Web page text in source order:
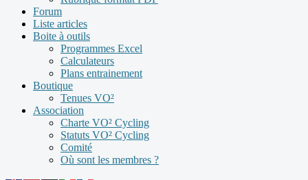
Forum
Liste articles
Boite à outils
Programmes Excel
Calculateurs
Plans entrainement
Boutique
Tenues VO²
Association
Charte VO² Cycling
Statuts VO² Cycling
Comité
Où sont les membres ?